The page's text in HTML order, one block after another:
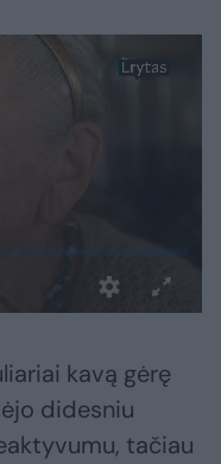
kavą gėrę
didesniu
tačiau